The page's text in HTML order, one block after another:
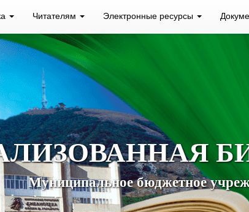
Читателям Электронные ресурсы
Муниципальное бюджетное